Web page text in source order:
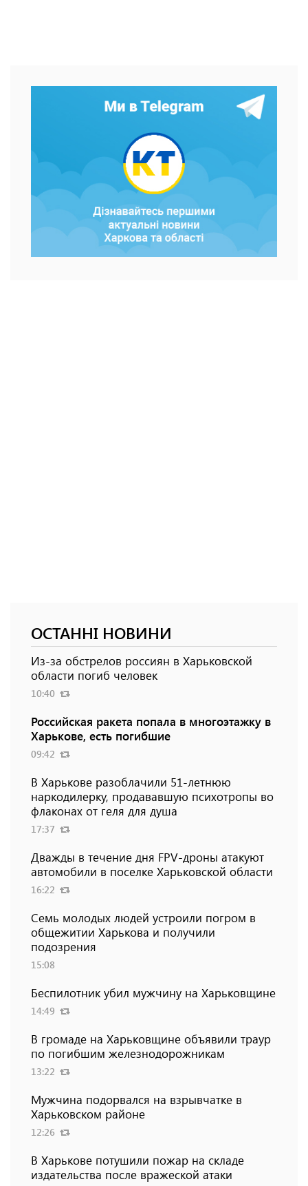
ОСТАННІ НОВИНИ
Из-за обстрелов россиян в Харьковской
области погиб человек
10:40
Российская ракета попала в многоэтажку в
Харькове, есть погибшие
09:42
В Харькове разоблачили 51-летнюю
наркодилерку, продававшую психотропы во
флаконах от геля для душа
17:37
Дважды в течение дня FPV-дроны атакуют
автомобили в поселке Харьковской области
16:22
Семь молодых людей устроили погром в
общежитии Харькова и получили
подозрения
15:08
Беспилотник убил мужчину на Харьковщине
14:49
В громаде на Харьковщине объявили траур
по погибшим железнодорожникам
13:22
Мужчина подорвался на взрывчатке в
Харьковском районе
12:26
В Харькове потушили пожар на складе
издательства после вражеской атаки